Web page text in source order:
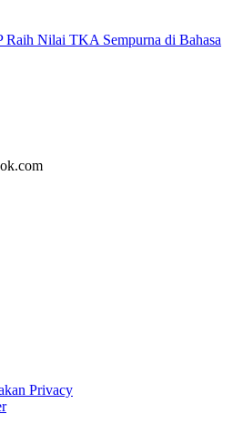
Raih Nilai TKA Sempurna di Bahasa
Privacy